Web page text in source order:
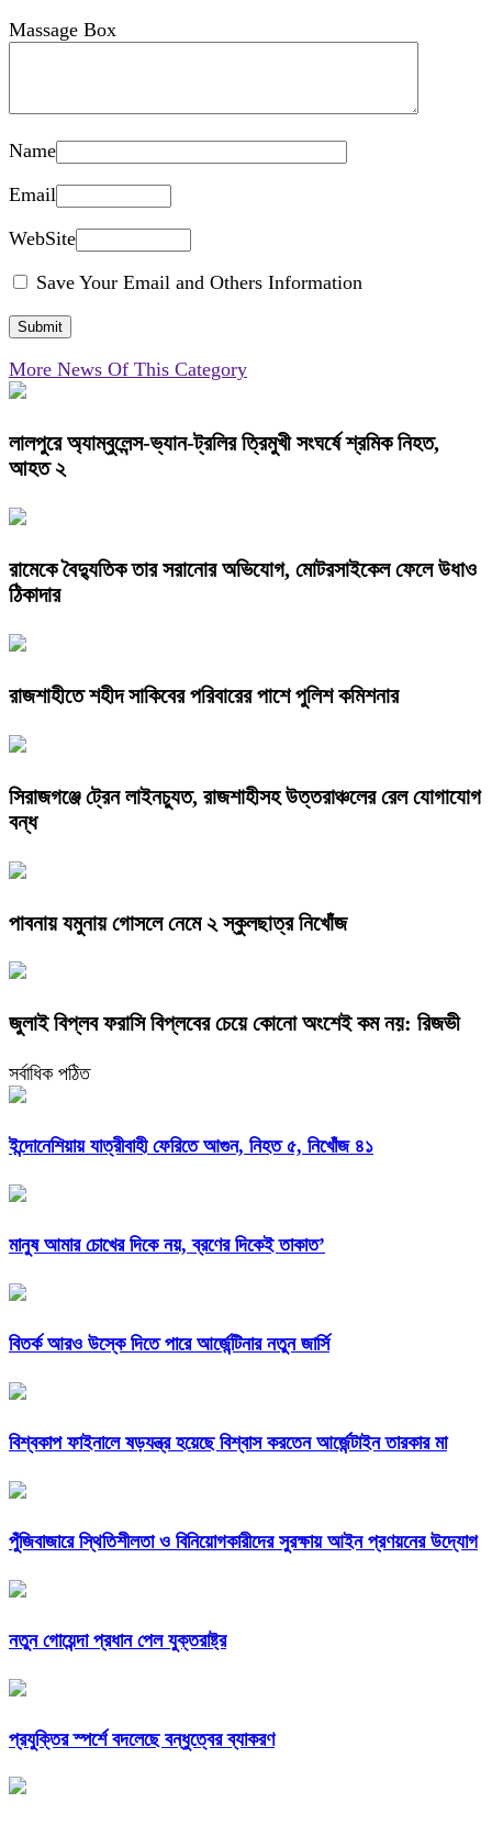
Massage Box
Name
Email
WebSite
Save Your Email and Others Information
More News Of This Category
লালপুরে অ্যাম্বুলেন্স-ভ্যান-ট্রলির ত্রিমুখী সংঘর্ষে শ্রমিক নিহত,
আহত ২
রামেকে বৈদ্যুতিক তার সরানোর অভিযোগ, মোটরসাইকেল ফেলে উধাও
ঠিকাদার
রাজশাহীতে শহীদ সাকিবের পরিবারের পাশে পুলিশ কমিশনার
সিরাজগঞ্জে ট্রেন লাইনচ্যুত, রাজশাহীসহ উত্তরাঞ্চলের রেল যোগাযোগ
বন্ধ
পাবনায় যমুনায় গোসলে নেমে ২ স্কুলছাত্র নিখোঁজ
জুলাই বিপ্লব ফরাসি বিপ্লবের চেয়ে কোনো অংশেই কম নয়: রিজভী
সর্বাধিক পঠিত
ইন্দোনেশিয়ায় যাত্রীবাহী ফেরিতে আগুন, নিহত ৫, নিখোঁজ ৪১
মানুষ আমার চোখের দিকে নয়, ব্রণের দিকেই তাকাত’
বিতর্ক আরও উস্কে দিতে পারে আর্জেন্টিনার নতুন জার্সি
বিশ্বকাপ ফাইনালে ষড়যন্ত্র হয়েছে বিশ্বাস করতেন আর্জেন্টাইন তারকার মা
পুঁজিবাজারে স্থিতিশীলতা ও বিনিয়োগকারীদের সুরক্ষায় আইন প্রণয়নের উদ্যোগ
নতুন গোয়েন্দা প্রধান পেল যুক্তরাষ্ট্র
প্রযুক্তির স্পর্শে বদলেছে বন্ধুত্বের ব্যাকরণ